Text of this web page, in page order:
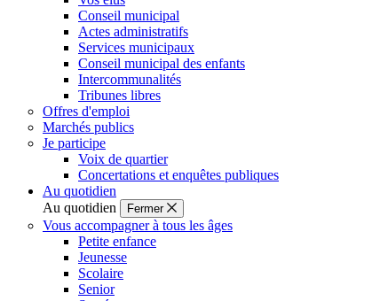
Conseil municipal
Actes administratifs
Services municipaux
Conseil municipal des enfants
Intercommunalités
Tribunes libres
Offres d'emploi
Marchés publics
Je participe
Voix de quartier
Concertations et enquêtes publiques
Au quotidien
Au quotidien
Fermer
Vous accompagner à tous les âges
Petite enfance
Jeunesse
Scolaire
Senior